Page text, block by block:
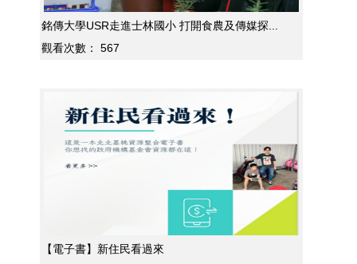
銘傳大學USR走進士林國小 打開食農及傳媒探...
觀看次數：
567
【電子書】新住民看過來